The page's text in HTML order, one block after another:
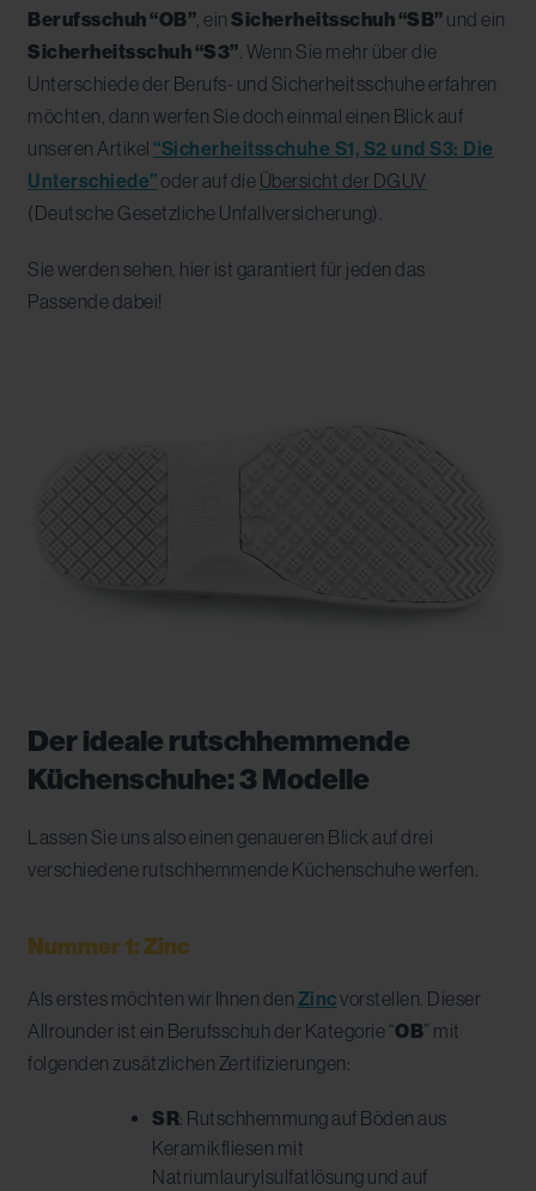
Berufsschuh “OB” , ein Sicherheitsschuh “SB” und ein
Sicherheitsschuh “S3” . Wenn Sie mehr über die
Unterschiede der Berufs- und Sicherheitsschuhe erfahren
möchten, dann werfen Sie doch einmal einen Blick auf
unseren Artikel “Sicherheitsschuhe S1, S2 und S3: Die
Unterschiede”oder auf die Übersicht der DGUV
(Deutsche Gesetzliche Unfallversicherung).
Sie werden sehen, hier ist garantiert für jeden das
Passende dabei!
Der ideale rutschhemmende
Küchenschuhe: 3 Modelle
Lassen Sie uns also einen genaueren Blick auf drei
verschiedene rutschhemmende Küchenschuhe werfen.
Nummer 1: Zinc
Als erstes möchten wir Ihnen den Zincvorstellen. Dieser
Allrounder ist ein Berufsschuh der Kategorie “OB” mit
folgenden zusätzlichen Zertifizierungen:
SR: Rutschhemmung auf Böden aus
Keramikfliesen mit
Natriumlaurylsulfatlösung und auf